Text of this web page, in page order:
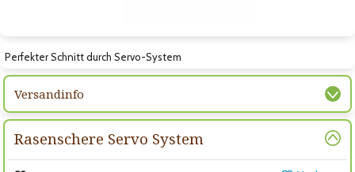
Zum nächsten Bild
Perfekter Schnitt durch Servo-System
Versandinfo
Rasenschere Servo System